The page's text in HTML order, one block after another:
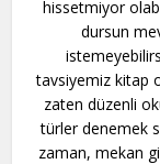
hissetmiyor
dursun
tavsiyemiz kitap
zaten düzenli
türler denemek
zaman, mekan